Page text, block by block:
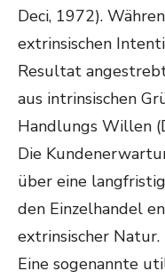
Deci, 1972).
extrinsischen
Resultat
aus intrinsischen
Handlungs Willen
Die
über eine
den Einzelhandel
extrinsischer Natur.
Eine sogenannte